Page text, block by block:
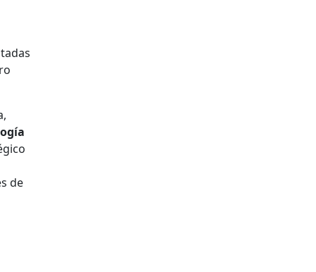
de